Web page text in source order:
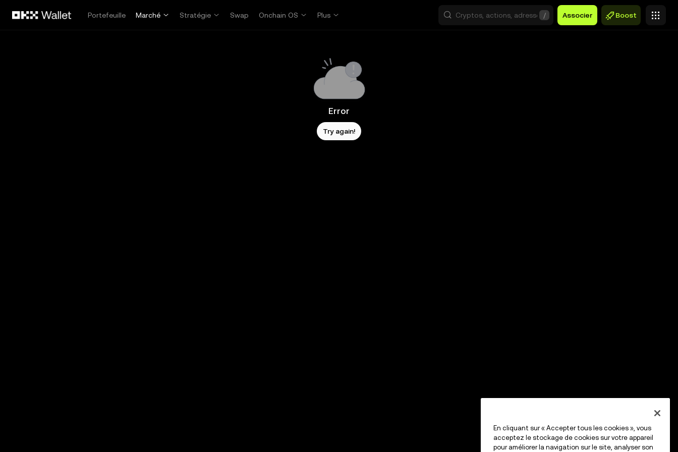
Portefeuille
Marché Stratégie Swap Onchain OS Plus / Associer Boost
Error
Try again!
En cliquant sur « Accepter tous les cookies », vous
acceptez le stockage de cookies sur votre appareil
pour améliorer la navigation sur le site, analyser son